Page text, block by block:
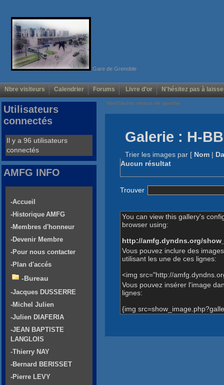
Gare de Grenoble
Nbre visiteurs Calendrier Forums Livre d'or N'hésitez pas à
Voir/Cacher menus de gauche
Galerie : H-
Trier les images par [ Nom |
Aucun résultat
Trouver
You can view this gallery's
browser using:
http://amfg.dyndns.org/
Vous pouvez inclure des
utilisant les une de ces lignes:
<img src="http://
Vous pouvez insérer l'image
lignes:
{img
Utilisateurs
connectés
Il y a 96 utilisateurs
connectés
AMFG INFO
-Accueil
-Historique AMFG
-Membres d'honneur
-Devenir Membre
-Pour nous contacter
-Plan d'accés
-Bureau
-Jacques DUSSERRE
-Michel Julien
-Julien DIAFERIA
-JEAN BAPTISTE
LANGLOIS
-Thierry NAY
-Bernard BERISSET
-Pierre LEVY